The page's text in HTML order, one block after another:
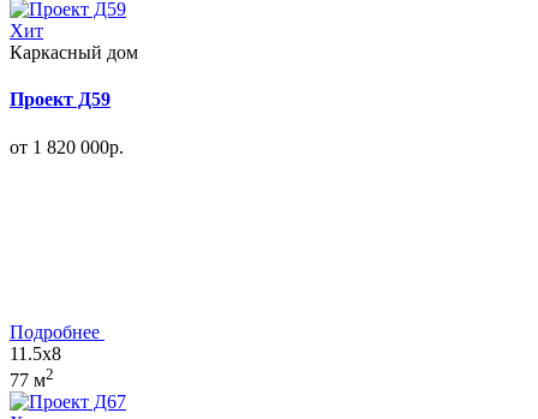
Хит
Каркасный дом
Проект Д59
от 1 820 000р.
Подробнее
11.5x8
77 м2